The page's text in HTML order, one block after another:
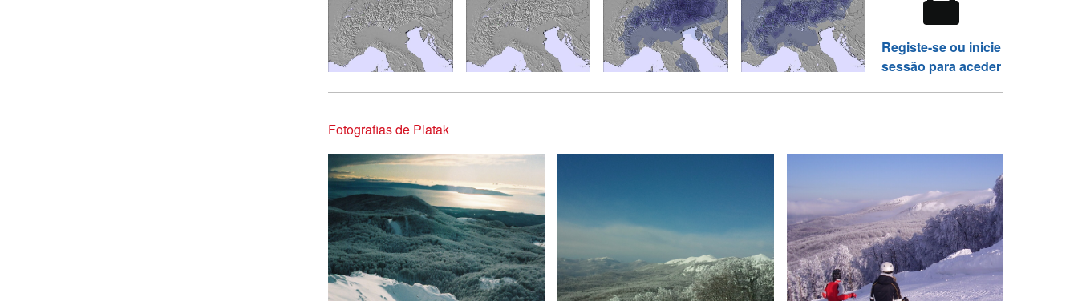
Registe-se ou inicie
sessão para aceder
Fotografias de Platak